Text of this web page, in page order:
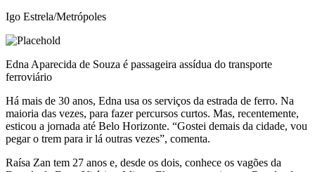
Igo Estrela/Metrópoles
Edna Aparecida de Souza é passageira assídua do transporte
ferroviário
Há mais de 30 anos, Edna usa os serviços da estrada de ferro. Na
maioria das vezes, para fazer percursos curtos. Mas, recentemente,
esticou a jornada até Belo Horizonte. “Gostei demais da cidade, vou
pegar o trem para ir lá outras vezes”, comenta.
Raísa Zan tem 27 anos e, desde os dois, conhece os vagões da